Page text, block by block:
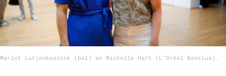
Craft
Customer Experience
Design
Marlot Lutjenkossink (bol) en Michelle Hart (L’Oréal Benelux).